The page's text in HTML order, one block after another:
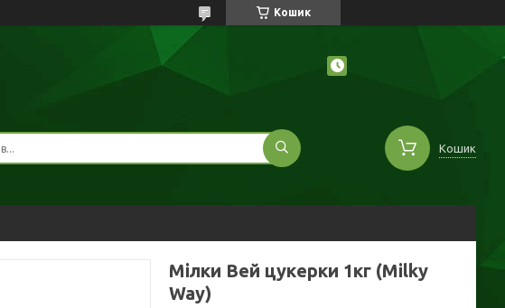
Кошик
Кошик
Мілки Вей цукерки 1кг (Milky
Way)